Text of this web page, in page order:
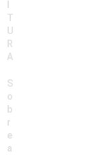
T
U
R
A
S
o
b
r
e
a